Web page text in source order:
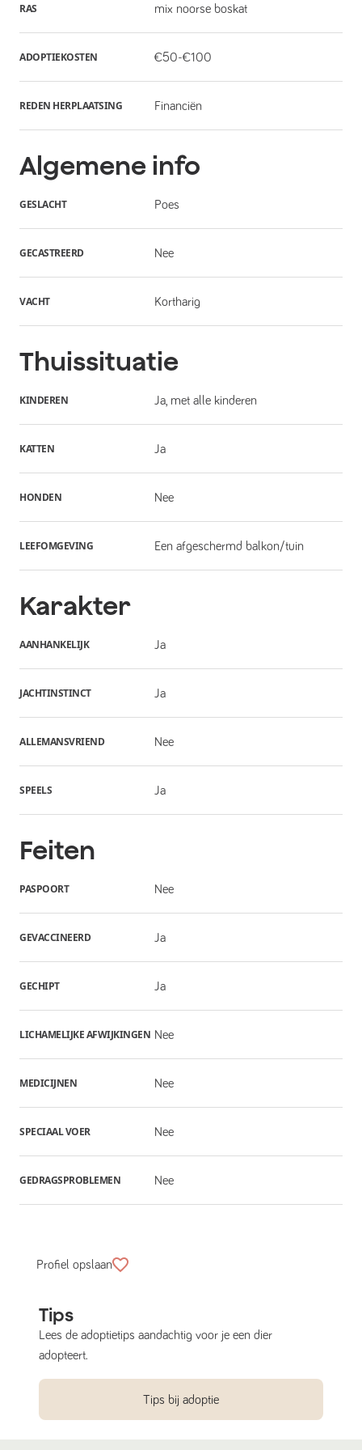
RAS mix noorse boskat
ADOPTIEKOSTEN €50-€100
REDEN HERPLAATSING Financiën
Algemene info
GESLACHT Poes
GECASTREERD Nee
VACHT Kortharig
Thuissituatie
KINDEREN Ja, met alle kinderen
KATTEN Ja
HONDEN Nee
LEEFOMGEVING Een afgeschermd balkon/tuin
Karakter
AANHANKELIJK Ja
JACHTINSTINCT Ja
ALLEMANSVRIEND Nee
SPEELS Ja
Feiten
PASPOORT Nee
GEVACCINEERD Ja
GECHIPT Ja
LICHAMELIJKE AFWIJKINGEN Nee
MEDICIJNEN Nee
SPECIAAL VOER Nee
GEDRAGSPROBLEMEN Nee
Profiel opslaan
Tips
Lees de adoptietips aandachtig voor je een dier
adopteert.
Tips bij adoptie